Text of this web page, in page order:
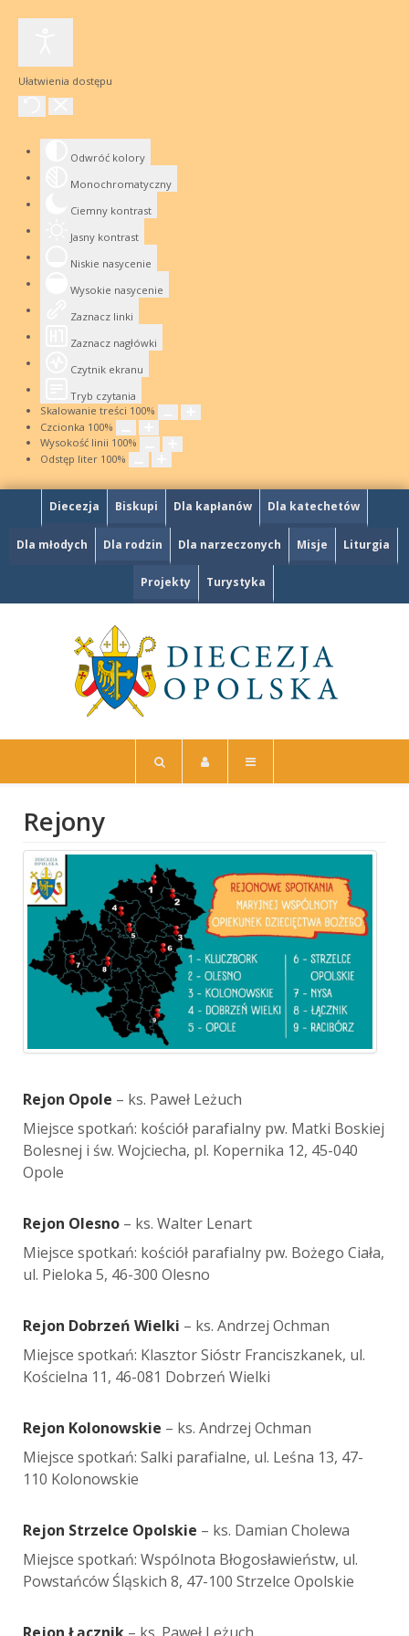
Ułatwienia dostępu
Odwróć kolory
Monochromatyczny
Ciemny kontrast
Jasny kontrast
Niskie nasycenie
Wysokie nasycenie
Zaznacz linki
Zaznacz nagłówki
Czytnik ekranu
Tryb czytania
Skalowanie treści 100%
Czcionka 100%
Wysokość linii 100%
Odstęp liter 100%
Diecezja Biskupi Dla kapłanów Dla katechetów
Dla młodych Dla rodzin Dla narzeczonych Misje Liturgia
Projekty Turystyka
Rejony
Rejon Opole – ks. Paweł Leżuch
Miejsce spotkań: kościół parafialny pw. Matki Boskiej
Bolesnej i św. Wojciecha, pl. Kopernika 12, 45-040
Opole
Rejon Olesno – ks. Walter Lenart
Miejsce spotkań: kościół parafialny pw. Bożego Ciała,
ul. Pieloka 5, 46-300 Olesno
Rejon Dobrzeń Wielki – ks. Andrzej Ochman
Miejsce spotkań: Klasztor Sióstr Franciszkanek, ul.
Kościelna 11, 46-081 Dobrzeń Wielki
Rejon Kolonowskie – ks. Andrzej Ochman
Miejsce spotkań: Salki parafialne, ul. Leśna 13, 47-
110 Kolonowskie
Rejon Strzelce Opolskie – ks. Damian Cholewa
Miejsce spotkań: Wspólnota Błogosławieństw, ul.
Powstańców Śląskich 8, 47-100 Strzelce Opolskie